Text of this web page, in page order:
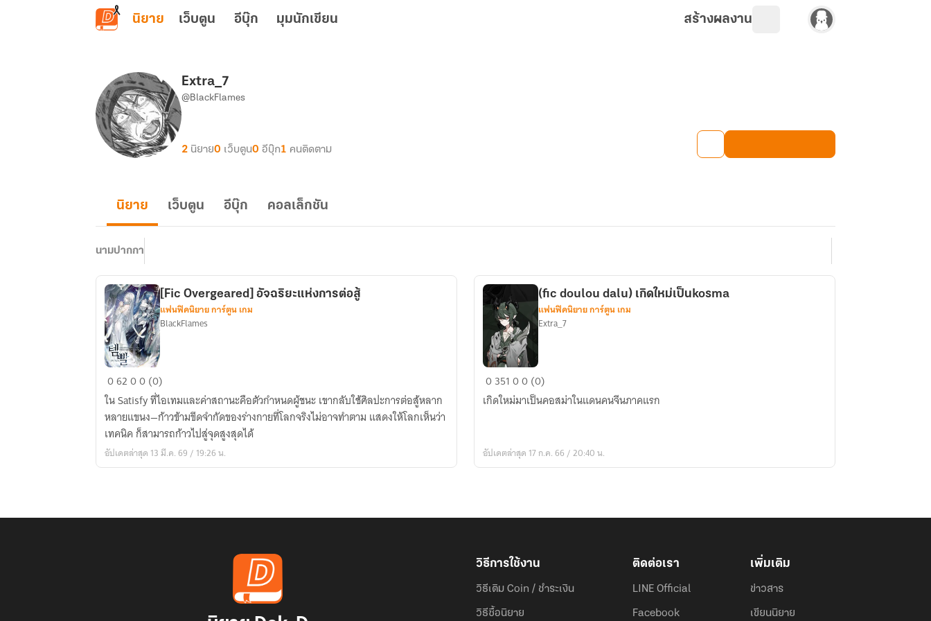
ข้ามไปยังเนื้อหาหลัก
นิยาย เว็บตูน อีบุ๊ก มุมนักเขียน สร้างผลงาน
Extra_7
@BlackFlames
2 นิยาย0 เว็บตูน0 อีบุ๊ก1 คนติดตาม
นิยาย เว็บตูน อีบุ๊ก คอลเล็กชัน
นามปากกา
[Fic
Overgeared]
อัจฉริยะ
แห่ง
การ
ต่อสู้
[Fic Overgeared] อัจฉริยะแห่งการต่อสู้
แฟนฟิคนิยาย การ์ตูน เกม
BlackFlames
06200 (0)
ใน Satisfy ที่ไอเทมและค่าสถานะคือตัวกำหนดผู้ชนะ เขากลับใช้ศิลปะการต่อสู้หลาก
หลายแขนง—ก้าวข้ามขีดจำกัดของร่างกายที่โลกจริงไม่อาจทำตาม แสดงให้โลกเห็นว่า
เทคนิค ก็สามารถก้าวไปสู่จุดสูงสุดได้
อัปเดตล่าสุด 13 มี.ค. 69 / 19:26 น.
(fic
doulou
dalu)
เป็นkosma
(fic doulou dalu) เกิดใหม่เป็นkosma
แฟนฟิคนิยาย การ์ตูน เกม
Extra_7
035100 (0)
เกิดใหม่มาเป็นคอสม่าในแดนคนจีนภาคแรก
อัปเดตล่าสุด 17 ก.ค. 66 / 20:40 น.
วิธีการใช้งาน
วิธีเติม Coin / ชำระเงิน
วิธีซื้อนิยาย
ติดต่อเรา
LINE Official
Facebook
เพิ่มเติม
ข่าวสาร
เขียนนิยาย